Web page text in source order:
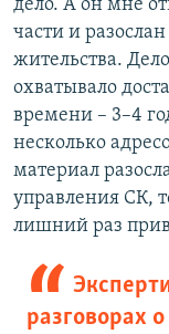
дело. А он мне
части и
жительства.
охватывало
времени – 3–4
несколько
материал
управления СК,
лишний раз
разговорах